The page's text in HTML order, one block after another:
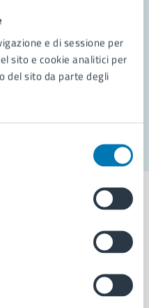
e di sessione per
sito e cookie analitici per
del sito da parte degli